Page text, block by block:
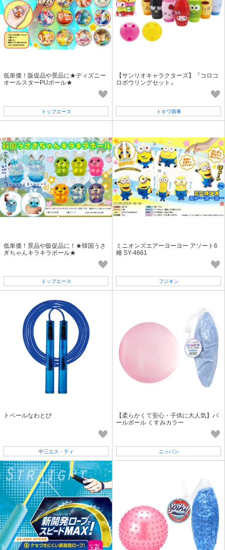
低単価！販促品や景品に★ディズニー
オールスターPUボール★
トップエース
【サンリオキャラクターズ】『コロコ
ロボウリングセット』
トキワ商事
低単価！景品や販促品に！★韓国うさ
ぎちゃんキラキラボール★
トップエース
ミニオンズエアーヨーヨー アソート6
種 SY-4661
フジキン
トベールなわとび
中三エス・ティ
【柔らかくて安心・子供に大人気】パ
ールボール くすみカラー
ニッパン